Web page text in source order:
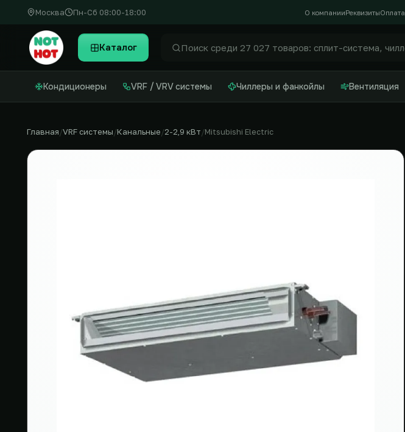
Москва Пн-Сб 08:00-18:00 О компанииРеквизитыОплата
Каталог Найти
Кондиционеры VRF / VRV системы Чиллеры и фанкойлы Вентиляция
Главная VRF системы Канальные 2-2,9 кВт Mitsubishi Electric